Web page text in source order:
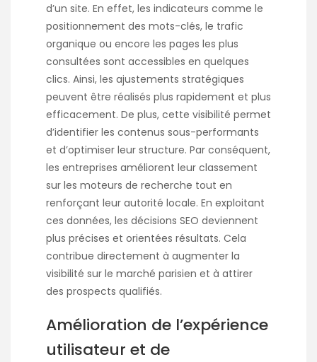
d’un site. En effet, les indicateurs comme le
positionnement des mots-clés, le trafic
organique ou encore les pages les plus
consultées sont accessibles en quelques
clics. Ainsi, les ajustements stratégiques
peuvent être réalisés plus rapidement et plus
efficacement. De plus, cette visibilité permet
d’identifier les contenus sous-performants
et d’optimiser leur structure. Par conséquent,
les entreprises améliorent leur classement
sur les moteurs de recherche tout en
renforçant leur autorité locale. En exploitant
ces données, les décisions SEO deviennent
plus précises et orientées résultats. Cela
contribue directement à augmenter la
visibilité sur le marché parisien et à attirer
des prospects qualifiés.
Amélioration de l’expérience
utilisateur et de